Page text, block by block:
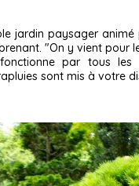
jardin paysager
"On y vient pour
par tous
sont mis à votre